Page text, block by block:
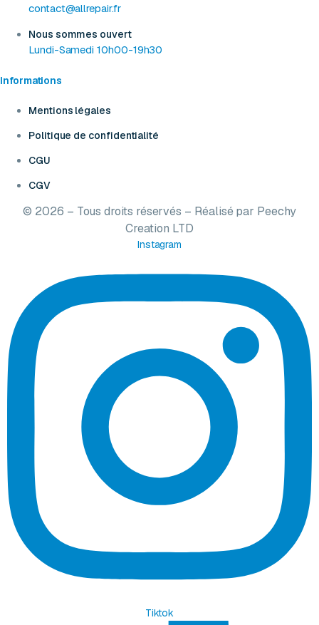
contact@allrepair.fr
Nous sommes ouvert
Lundi-Samedi 10h00-19h30
Informations
Mentions légales
Politique de confidentialité
CGU
CGV
© 2026 – Tous droits réservés – Réalisé par Peechy
Creation LTD
Instagram
Tiktok